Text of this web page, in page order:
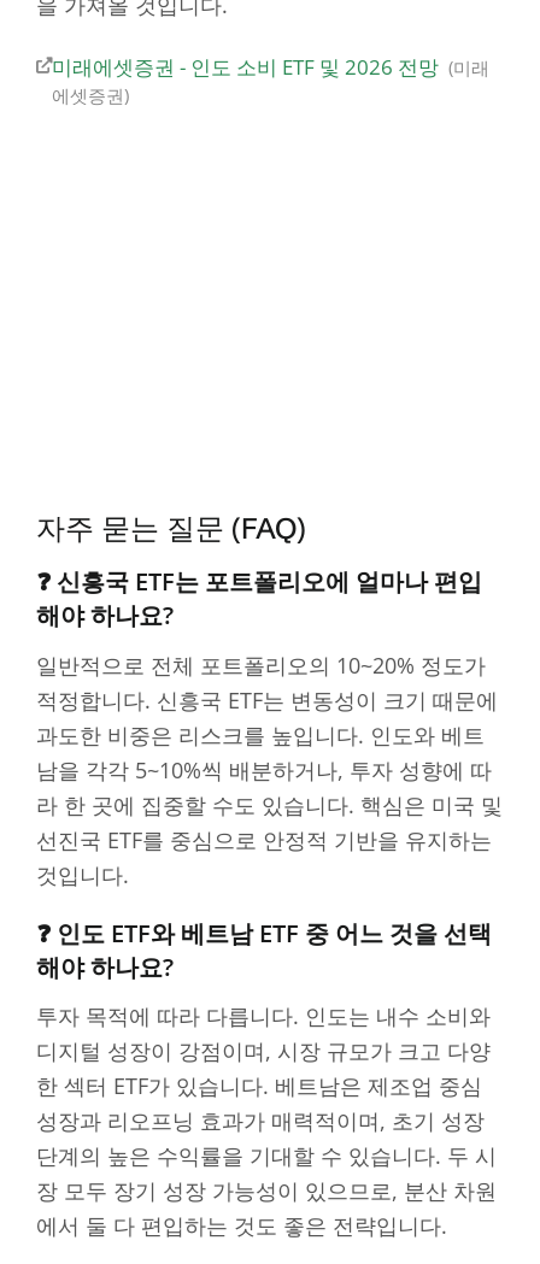
미래에셋증권 - 인도 소비 ETF 및 2026 전망
미래
에셋증권
자주 묻는 질문 (FAQ)
❓ 신흥국 ETF는 포트폴리오에 얼마나 편입
해야 하나요?
일반적으로 전체 포트폴리오의 10~20% 정도가
적정합니다. 신흥국 ETF는 변동성이 크기 때문에
과도한 비중은 리스크를 높입니다. 인도와 베트
남을 각각 5~10%씩 배분하거나, 투자 성향에 따
라 한 곳에 집중할 수도 있습니다. 핵심은 미국 및
선진국 ETF를 중심으로 안정적 기반을 유지하는
것입니다.
❓ 인도 ETF와 베트남 ETF 중 어느 것을 선택
해야 하나요?
투자 목적에 따라 다릅니다. 인도는 내수 소비와
디지털 성장이 강점이며, 시장 규모가 크고 다양
한 섹터 ETF가 있습니다. 베트남은 제조업 중심
성장과 리오프닝 효과가 매력적이며, 초기 성장
단계의 높은 수익률을 기대할 수 있습니다. 두 시
장 모두 장기 성장 가능성이 있으므로, 분산 차원
에서 둘 다 편입하는 것도 좋은 전략입니다.